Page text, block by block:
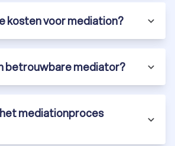
we dat het vinden van de juiste mediator
in het oplossen van je conflict. Daarom
om eenvoudig offertes te
mediators. Zo kun je op je gemak de
en de mediator kiezen die het
past.
mediator voor zoekt. Vervolgens
van door jou gekozen mediators in
kosten voor mediation?
betrouwbare mediator?
mediationproces